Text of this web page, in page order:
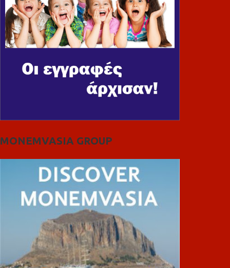
MONEMVASIA GROUP